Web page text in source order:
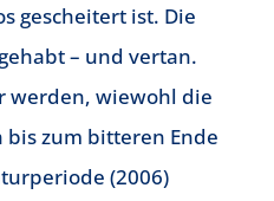
gescheitert ist. Die
– und vertan.
werden, wiewohl die
bis zum bitteren Ende
(2006)